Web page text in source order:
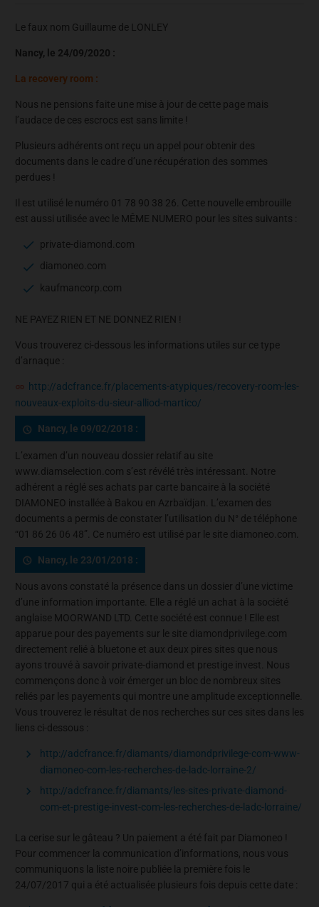
Le faux nom Guillaume de LONLEY
Nancy, le 24/09/2020 :
La recovery room :
Nous ne pensions faite une mise à jour de cette page mais
l’audace de ces escrocs est sans limite !
Plusieurs adhérents ont reçu un appel pour obtenir des
documents dans le cadre d’une récupération des sommes
perdues !
Il est utilisé le numéro 01 78 90 38 26. Cette nouvelle embrouille
est aussi utilisée avec le MÊME NUMERO pour les sites suivants :
private-diamond.com
diamoneo.com
kaufmancorp.com
NE PAYEZ RIEN ET NE DONNEZ RIEN !
Vous trouverez ci-dessous les informations utiles sur ce type
d’arnaque :
http://adcfrance.fr/placements-atypiques/recovery-room-les-
nouveaux-exploits-du-sieur-alliod-martico/
Nancy, le 09/02/2018 :
L’examen d’un nouveau dossier relatif au site
www.diamselection.com s’est révélé très intéressant. Notre
adhérent a réglé ses achats par carte bancaire à la société
DIAMONEO installée à Bakou en Azrbaïdjan. L’examen des
documents a permis de constater l’utilisation du N° de téléphone
“01 86 26 06 48”. Ce numéro est utilisé par le site diamoneo.com.
Nancy, le 23/01/2018 :
Nous avons constaté la présence dans un dossier d’une victime
d’une information importante. Elle a réglé un achat à la société
anglaise MOORWAND LTD. Cette société est connue ! Elle est
apparue pour des payements sur le site diamondprivilege.com
directement relié à bluetone et aux deux pires sites que nous
ayons trouvé à savoir private-diamond et prestige invest. Nous
commençons donc à voir émerger un bloc de nombreux sites
reliés par les payements qui montre une amplitude exceptionnelle.
Vous trouverez le résultat de nos recherches sur ces sites dans les
liens ci-dessous :
http://adcfrance.fr/diamants/diamondprivilege-com-www-
diamoneo-com-les-recherches-de-ladc-lorraine-2/
http://adcfrance.fr/diamants/les-sites-private-diamond-
com-et-prestige-invest-com-les-recherches-de-ladc-lorraine/
La cerise sur le gâteau ? Un paiement a été fait par Diamoneo !
Pour commencer la communication d’informations, nous vous
communiquons la liste noire publiée la première fois le
24/07/2017 qui a été actualisée plusieurs fois depuis cette date :